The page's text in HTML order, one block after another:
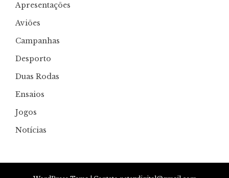
Apresentações
Aviões
Campanhas
Desporto
Duas Rodas
Ensaios
Jogos
Notícias